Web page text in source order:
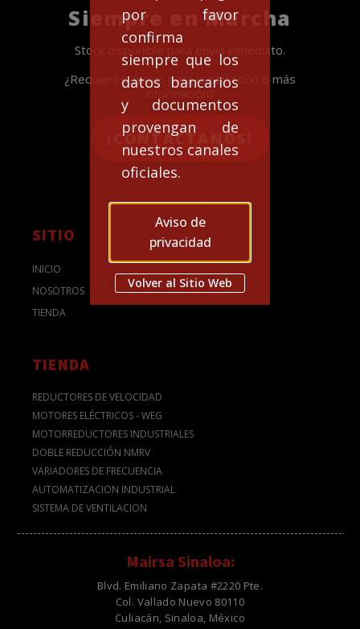
por favor
confirma
siempre que los
datos bancarios
y documentos
provengan de
nuestros canales
oficiales.
Aviso de
privacidad
Volver al Sitio Web
Siempre en Marcha
Stock disponible para envío inmediato.
¿Requieres apoyo para la selección o más
¡CONTACTANOS!
SITIO
INICIO
NOSOTROS
TIENDA
TIENDA
REDUCTORES DE VELOCIDAD
MOTORES ELÉCTRICOS - WEG
MOTORREDUCTORES INDUSTRIALES
DOBLE REDUCCIÓN NMRV
VARIADORES DE FRECUENCIA
AUTOMATIZACION INDUSTRIAL
SISTEMA DE VENTILACION
Mairsa Sinaloa:
Blvd. Emiliano Zapata #2220 Pte.
Col. Vallado Nuevo 80110
Culiacán, Sinaloa, México